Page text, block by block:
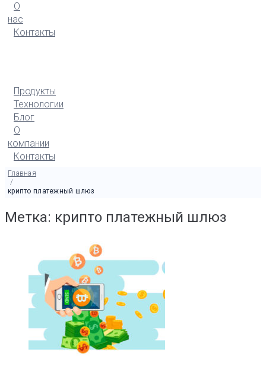
О
нас
Контакты
Продукты
Технологии
Блог
О
компании
Контакты
Главная
/
крипто платежный шлюз
Метка: крипто платежный шлюз